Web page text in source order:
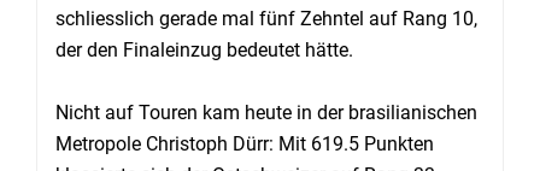
schliesslich gerade mal fünf Zehntel auf Rang 10,
der den Finaleinzug bedeutet hätte.
Nicht auf Touren kam heute in der brasilianischen
Metropole Christoph Dürr: Mit 619.5 Punkten